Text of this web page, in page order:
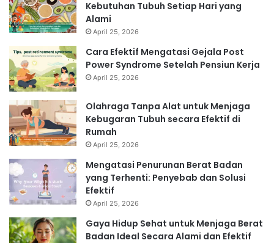
Kebutuhan Tubuh Setiap Hari yang
Alami
April 25, 2026
Cara Efektif Mengatasi Gejala Post
Power Syndrome Setelah Pensiun Kerja
April 25, 2026
Olahraga Tanpa Alat untuk Menjaga
Kebugaran Tubuh secara Efektif di
Rumah
April 25, 2026
Mengatasi Penurunan Berat Badan
yang Terhenti: Penyebab dan Solusi
Efektif
April 25, 2026
Gaya Hidup Sehat untuk Menjaga Berat
Badan Ideal Secara Alami dan Efektif